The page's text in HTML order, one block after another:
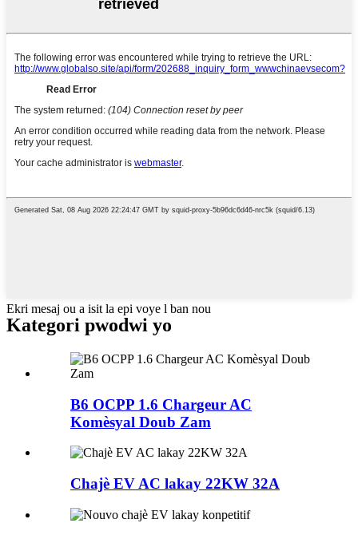
Ekri mesaj ou a isit la epi voye l ban nou
Kategori pwodwi yo
B6 OCPP 1.6 Chargeur AC
Komèsyal Doub Zam
Chajè EV AC lakay 22KW 32A